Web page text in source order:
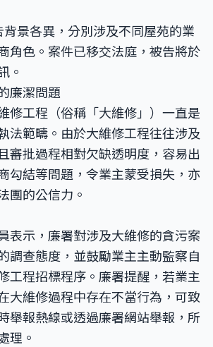
景各異，分別涉及不同屋苑的業
角色。案件已移交法庭，被告將於
。
廉潔問題
修工程（俗稱「大維修」）一直是
法範疇。由於大維修工程往往涉及
審批過程相對欠缺透明度，容易出
勾結等問題，令業主蒙受損失，亦
團的公信力。
表示，廉署對涉及大維修的貪污案
調查態度，並鼓勵業主主動監察自
工程招標程序。廉署提醒，若業主
大維修過程中存在不當行為，可致
舉報熱線或透過廉署網站舉報，所
理。